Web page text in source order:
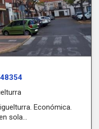
Económica.
sola...